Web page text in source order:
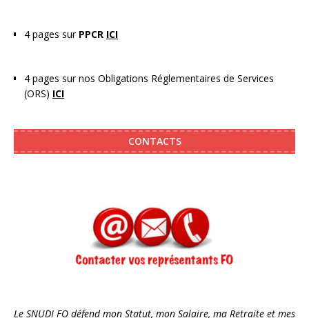
4 pages sur PPCR ICI
4 pages sur nos Obligations Réglementaires de Services
(ORS) ICI
CONTACTS
Le SNUDI FO défend mon Statut, mon Salaire, ma Retraite et mes